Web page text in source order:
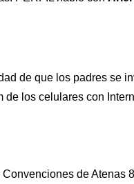
de que los padres se
de los celulares con
de Atenas